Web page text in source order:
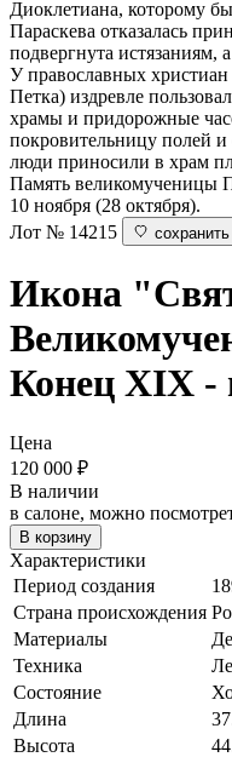
Диоклетиана, которому
Параскева отказалась
подвергнута истязаниям,
У православных
Петка) издревле
храмы и придорожные
покровительницу полей и
люди приносили в храм
Память великомученицы
10 ноября (28 октября).
Лот № 14215
сохранить
Икона
Конец XIX -
Цена
120 000 ₽
В наличии
в салоне, можно
В корзину
Характеристики
Период создания
Страна происхождения
Материалы
Техника
Состояние
Длина
Высота